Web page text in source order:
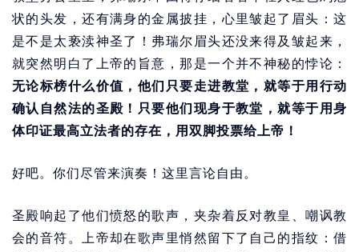
状的头发，还有满身的金属披挂，心里皱起了眉头：这
是不是太亵渎神圣了！弗瑞尔眉头还没来得及皱起来，
就突然明白了上帝的旨意，那是一个并不神秘的悖论：
无论标榜什么价值，他们只要走进教堂，就等于用行动
确认自然法的圣殿！只要他们现身于教堂，就等于用身
体印证最高立法者的存在，用双脚投票给上帝！
好吧。你们尽管来演奏！这里言论自由。
圣殿响起了他们愤怒的歌声，夹杂着反对教皇、嘲讽教
会的音符。上帝却在歌声里悄然留下了自己的指纹：借